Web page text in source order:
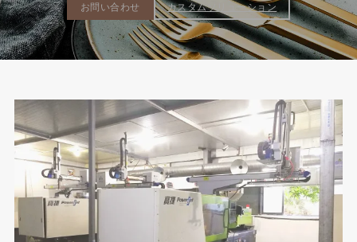
お問い合わせ
カスタムソリューション